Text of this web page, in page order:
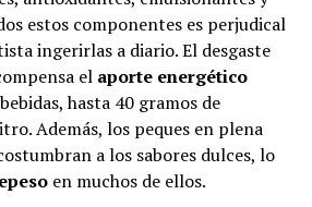
estos componentes es perjudical
ingerirlas a diario. El desgaste
el aporte energético
hasta 40 gramos de
Además, los peques en plena
a los sabores dulces, lo
en muchos de ellos.